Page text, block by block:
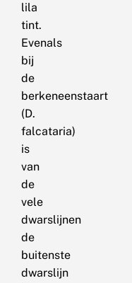
lila
tint.
Evenals
bij
de
berkeneenstaart
(D.
falcataria)
is
van
de
vele
dwarslijnen
de
buitenste
dwarslijn